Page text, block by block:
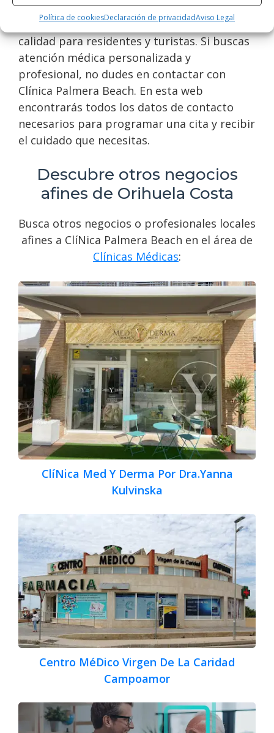
Política de cookiesDeclaración de privacidadAviso Legal
ciudad de Orihuela Costa. Ofrecen una
amplia gama de servicios médicos de alta
calidad para residentes y turistas. Si buscas
atención médica personalizada y
profesional, no dudes en contactar con
Clínica Palmera Beach. En esta web
encontrarás todos los datos de contacto
necesarios para programar una cita y recibir
el cuidado que necesitas.
Descubre otros negocios
afines de Orihuela Costa
Busca otros negocios o profesionales locales
afines a ClíNica Palmera Beach en el área de
Clínicas Médicas:
ClíNica Med Y Derma Por Dra.Yanna
Kulvinska
Centro MéDico Virgen De La Caridad
Campoamor